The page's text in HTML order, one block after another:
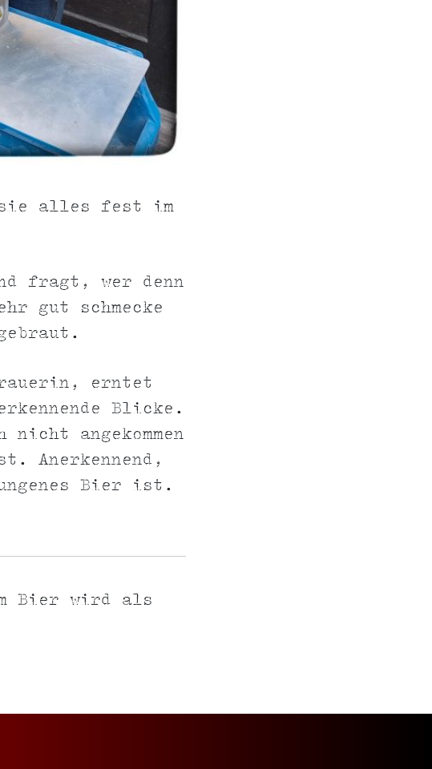
sie alles fest im
fragt, wer denn
gut schmecke
erntet
Blicke.
angekommen
Anerkennend,
Bier ist.
Bier wird als